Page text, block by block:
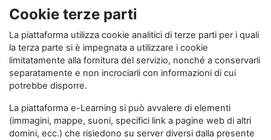
Cookie terze parti
La piattaforma utilizza cookie analitici di terze parti per i quali
la terza parte si è impegnata a utilizzare i cookie
limitatamente alla fornitura del servizio, nonché a conservarli
separatamente e non incrociarli con informazioni di cui
potrebbe disporre.
La piattaforma e-Learning si può avvalere di elementi
(immagini, mappe, suoni, specifici link a pagine web di altri
domini, ecc.) che risiedono su server diversi dalla presente